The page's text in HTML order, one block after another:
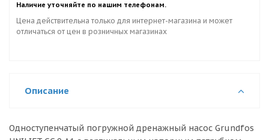
Наличие уточняйте по нашим телефонам.
Цена действительна только для интернет-магазина и может
отличаться от цен в розничных магазинах
Описание
Одноступенчатый погружной дренажный насос Grundfos